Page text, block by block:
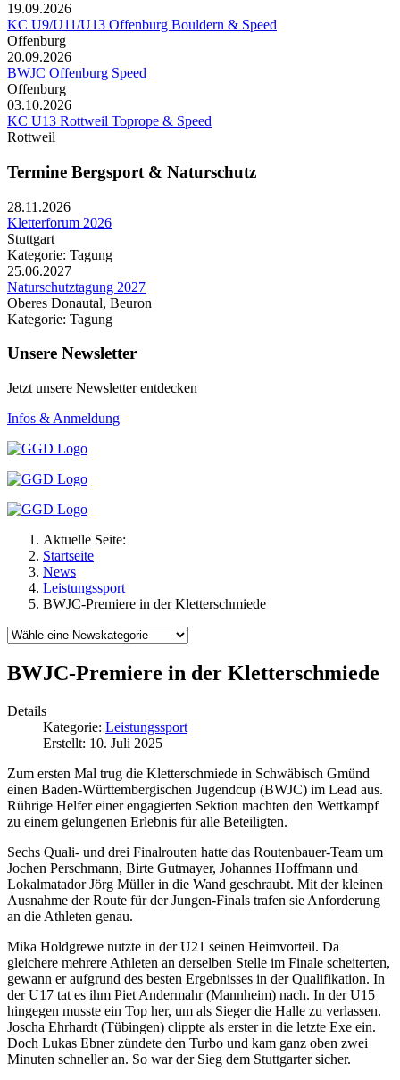
19.09.2026
KC U9/U11/U13 Offenburg Bouldern & Speed
Offenburg
20.09.2026
BWJC Offenburg Speed
Offenburg
03.10.2026
KC U13 Rottweil Toprope & Speed
Rottweil
Termine Bergsport & Naturschutz
28.11.2026
Kletterforum 2026
Stuttgart
Kategorie: Tagung
25.06.2027
Naturschutztagung 2027
Oberes Donautal, Beuron
Kategorie: Tagung
Unsere Newsletter
Jetzt unsere Newsletter entdecken
Infos & Anmeldung
Aktuelle Seite:
Startseite
News
Leistungssport
BWJC-Premiere in der Kletterschmiede
BWJC-Premiere in der Kletterschmiede
Details
Kategorie: Leistungssport
Erstellt: 10. Juli 2025
Zum ersten Mal trug die Kletterschmiede in Schwäbisch Gmünd
einen Baden-Württembergischen Jugendcup (BWJC) im Lead aus.
Rührige Helfer einer engagierten Sektion machten den Wettkampf
zu einem gelungenen Erlebnis für alle Beteiligten.
Sechs Quali- und drei Finalrouten hatte das Routenbauer-Team um
Jochen Perschmann, Birte Gutmayer, Johannes Hoffmann und
Lokalmatador Jörg Müller in die Wand geschraubt. Mit der kleinen
Ausnahme der Route für der Jungen-Finals trafen sie Anforderung
an die Athleten genau.
Mika Holdgrewe nutzte in der U21 seinen Heimvorteil. Da
gleichere mehrere Athleten an derselben Stelle im Finale scheiterten,
gewann er aufgrund des besten Ergebnisses in der Qualifikation. In
der U17 tat es ihm Piet Andermahr (Mannheim) nach. In der U15
hingegen musste ein Top her, um als Sieger die Halle zu verlassen.
Joscha Ehrhardt (Tübingen) clippte als erster in die letzte Exe ein.
Doch Lukas Ebner zündete den Turbo und kam ganz oben zwei
Minuten schneller an. So war der Sieg dem Stuttgarter sicher.